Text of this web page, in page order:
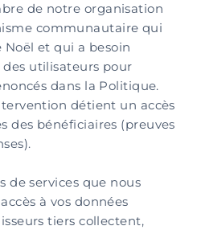
de notre organisation
communautaire qui
et qui a besoin
des utilisateurs pour
dans la Politique.
détient un accès
des bénéficiaires (preuves
de services que nous
à vos données
tiers collectent,